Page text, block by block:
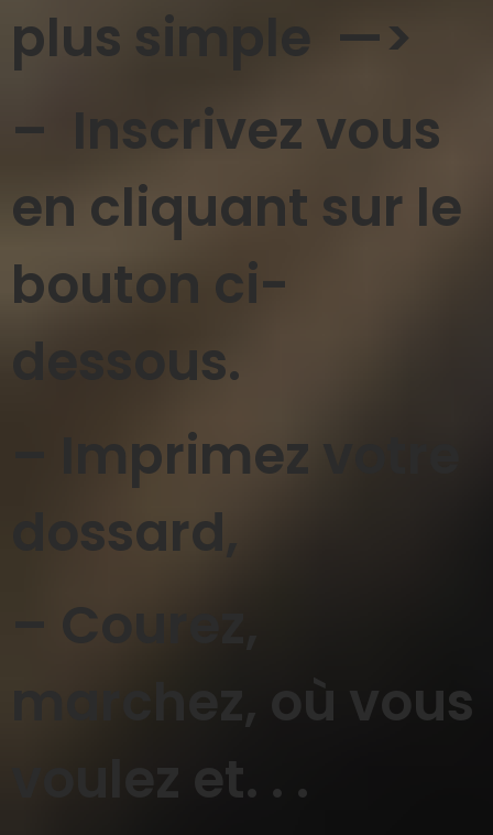
plus simple —>
– Inscrivez vous
en cliquant sur le
bouton ci-
dessous.
– Imprimez votre
dossard,
– Courez,
marchez, où vous
voulez et. . .